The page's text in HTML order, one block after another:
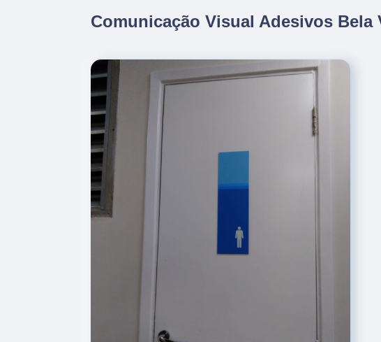
Comunicação Visual Adesivos Bela